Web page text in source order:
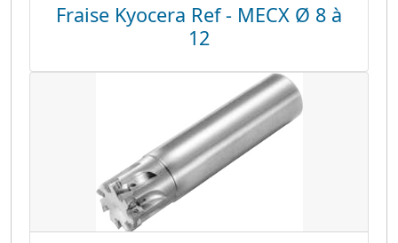
Fraise Kyocera Ref - MECX Ø 8 à
12